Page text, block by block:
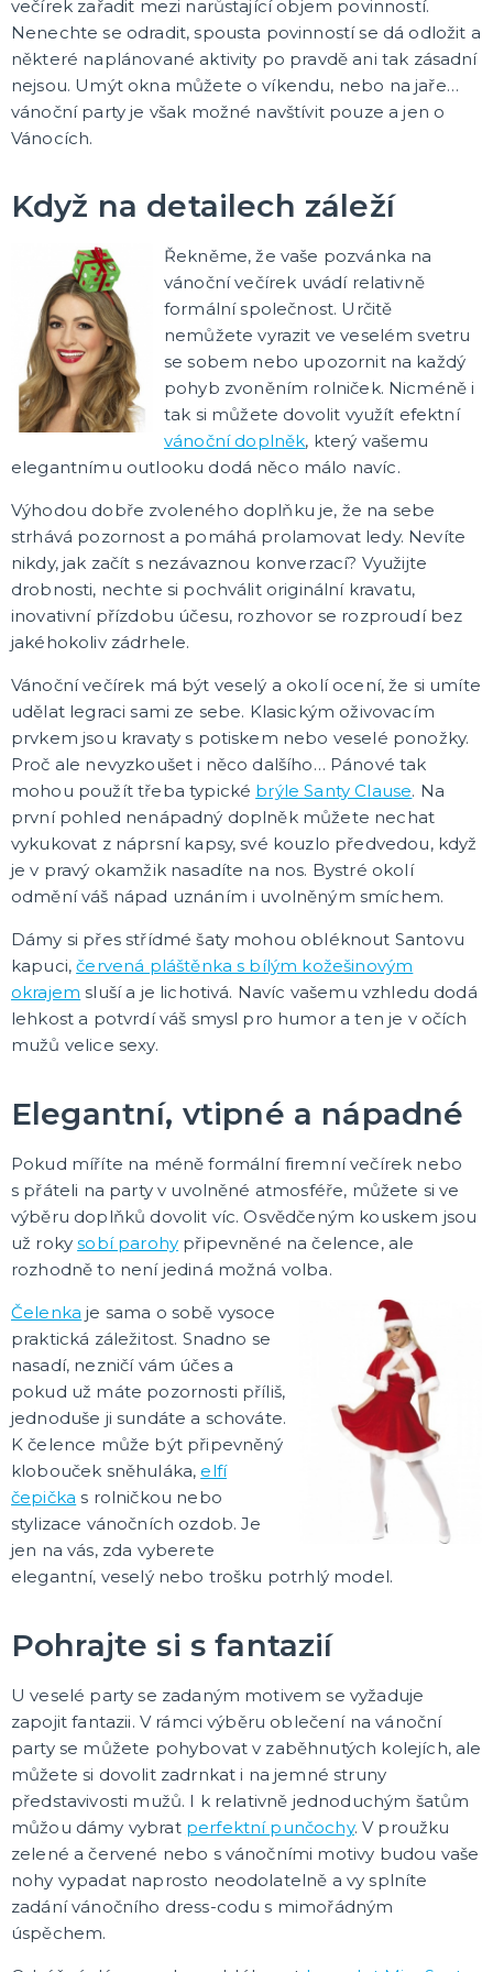
Oblečení a doplňky
Do domácnosti
Dárky podle témat
Dárky podle události
Dárky pro
DALŠÍ KATEGORIE
EKO produkty
PÁRTY DOPLŇKY
Piňaty
Konfety a serpentiny
Párty sety
Svíčky a dekorace dortu
Frkačky
Párty čepičky a čelenky
Šerpy
Pozvánky
Bublifuky
Lightsticky
Nažehlovačky
Fotokoutek - rekvizity
DALŠÍ KATEGORIE
SVATBA A ROZLUČKA SE SVOBODOU
Rozlučka se svobodou
🎈 PÁRTY A OSLAVY PODLE VÁS!
Plesová sezóna
Maturitní plesy
Baby shower, narození miminka
Narozeninová oslava
Narozeninová jubilea
Výročí svatby
Párty a oslavy podle barev
Párty a oslavy dle typu
Dětská párty
Tematické dětské párty
Tématické párty
Tematické párty pro dospělé
DALŠÍ KATEGORIE
🌈 TEMATICKÉ OSLAVY
Oslavy podle barev
Párty sety
Pohádky a filmy
Fotbalová párty
Princeznovská a vílí párty
Dinosauří párty
Kočičí/psí párty
Vesmírná párty
Safari párty
Lesní párty
Pirátská párty
Divoký západ
Námořnická párty
Jednorožčí párty
Havajská párty
Moře a oceánská párty
Farmářská párty
Dopravní prostředky
DALŠÍ KATEGORIE
CO JEŠTĚ U NÁS NAJDETE
Party piňaty
Nažehlovačky
Přáníčka
Nafukovačky
Žertovné předměty
Společenské, stolní hry
DALŠÍ KATEGORIE
večírek zařadit mezi narůstající objem povinností.
Nenechte se odradit, spousta povinností se dá odložit a
některé naplánované aktivity po pravdě ani tak zásadní
nejsou. Umýt okna můžete o víkendu, nebo na jaře…
vánoční party je však možné navštívit pouze a jen o
Vánocích.
Když na detailech záleží
Řekněme, že vaše pozvánka na
vánoční večírek uvádí relativně
formální společnost. Určitě
nemůžete vyrazit ve veselém svetru
se sobem nebo upozornit na každý
pohyb zvoněním rolniček. Nicméně i
tak si můžete dovolit využít efektní
vánoční doplněk, který vašemu
elegantnímu outlooku dodá něco málo navíc.
Výhodou dobře zvoleného doplňku je, že na sebe
strhává pozornost a pomáhá prolamovat ledy. Nevíte
nikdy, jak začít s nezávaznou konverzací? Využijte
drobnosti, nechte si pochválit originální kravatu,
inovativní přízdobu účesu, rozhovor se rozproudí bez
jakéhokoliv zádrhele.
Vánoční večírek má být veselý a okolí ocení, že si umíte
udělat legraci sami ze sebe. Klasickým oživovacím
prvkem jsou kravaty s potiskem nebo veselé ponožky.
Proč ale nevyzkoušet i něco dalšího… Pánové tak
mohou použít třeba typické brýle Santy Clause. Na
první pohled nenápadný doplněk můžete nechat
vykukovat z náprsní kapsy, své kouzlo předvedou, když
je v pravý okamžik nasadíte na nos. Bystré okolí
odmění váš nápad uznáním i uvolněným smíchem.
Dámy si přes střídmé šaty mohou obléknout Santovu
kapuci,červená pláštěnka s bílým kožešinovým
okrajem sluší a je lichotivá. Navíc vašemu vzhledu dodá
lehkost a potvrdí váš smysl pro humor a ten je v očích
mužů velice sexy.
Elegantní, vtipné a nápadné
Pokud míříte na méně formální firemní večírek nebo
s přáteli na party v uvolněné atmosféře, můžete si ve
výběru doplňků dovolit víc. Osvědčeným kouskem jsou
už rokysobí parohy připevněné na čelence, ale
rozhodně to není jediná možná volba.
Čelenka je sama o sobě vysoce
praktická záležitost. Snadno se
nasadí, nezničí vám účes a
pokud už máte pozornosti příliš,
jednoduše ji sundáte a schováte.
K čelence může být připevněný
klobouček sněhuláka, elfí
čepička s rolničkou nebo
stylizace vánočních ozdob. Je
jen na vás, zda vyberete
elegantní, veselý nebo trošku potrhlý model.
Pohrajte si s fantazií
U veselé party se zadaným motivem se vyžaduje
zapojit fantazii. V rámci výběru oblečení na vánoční
party se můžete pohybovat v zaběhnutých kolejích, ale
můžete si dovolit zadrnkat i na jemné struny
představivosti mužů. I k relativně jednoduchým šatům
můžou dámy vybrat perfektní punčochy. V proužku
zelené a červené nebo s vánočními motivy budou vaše
nohy vypadat naprosto neodolatelně a vy splníte
zadání vánočního dress-codu s mimořádným
úspěchem.